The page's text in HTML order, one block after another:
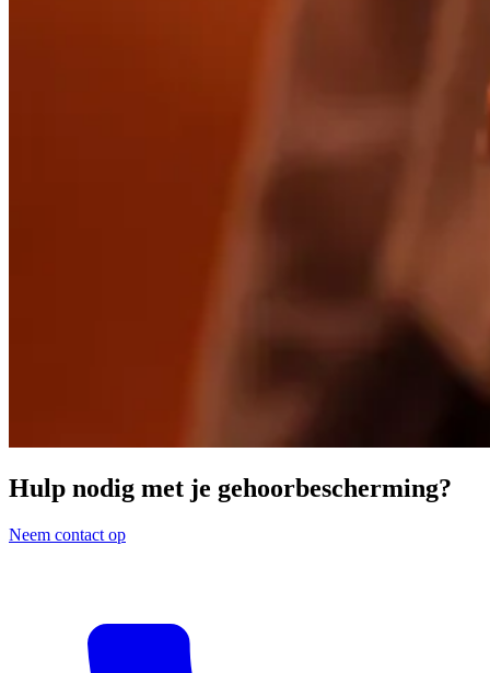
Hulp nodig met je gehoorbescherming?
Neem contact op